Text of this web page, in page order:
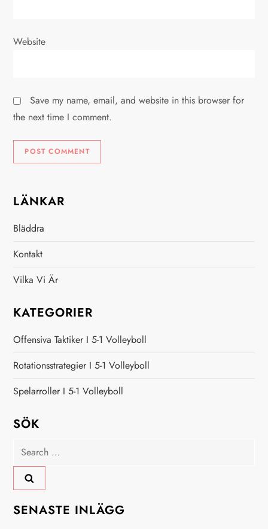
Website
Save my name, email, and website in this browser for
the next time I comment.
LÄNKAR
Bläddra
Kontakt
Vilka Vi Är
KATEGORIER
Offensiva Taktiker I 5-1 Volleyboll
Rotationsstrategier I 5-1 Volleyboll
Spelarroller I 5-1 Volleyboll
SÖK
Search
SENASTE INLÄGG